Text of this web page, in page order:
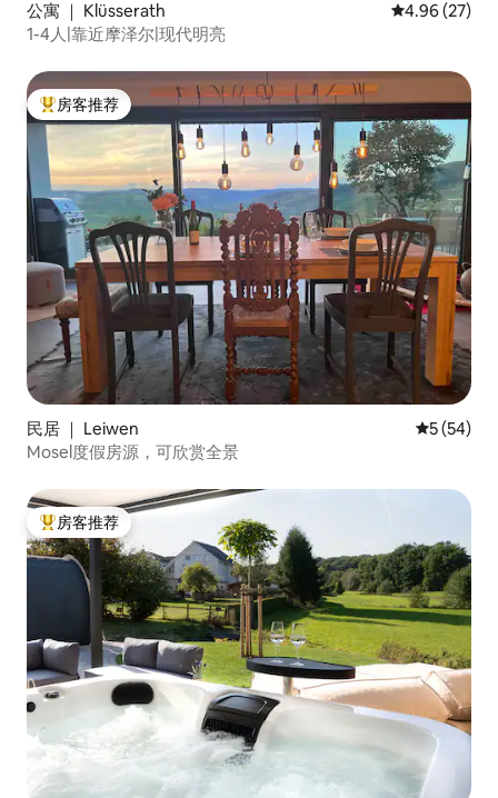
公寓 ｜ Klüsserath 平均评分
4.96 (27)
1-4人|靠近摩泽尔|现代明亮
热门「房客推荐」
房客推荐
民居 ｜ Leiwen 平均评分
5 (54)
Mosel度假房源，可欣赏全景
热门「房客推荐」
房客推荐